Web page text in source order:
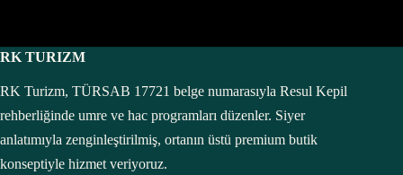
RK TURIZM
RK Turizm, TÜRSAB 17721 belge numarasıyla Resul Kepil
rehberliğinde umre ve hac programları düzenler. Siyer
anlatımıyla zenginleştirilmiş, ortanın üstü premium butik
konseptiyle hizmet veriyoruz.